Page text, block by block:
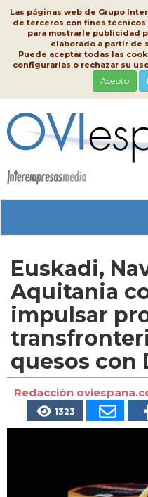
Las páginas web de Grupo
de terceros con fines
para mostrarle publicidad
elaborado a partir de
Puede aceptar todas las
configurarlas o rechazar su uso
Acepto
Euskadi,
Aquitania
impulsar
quesos con
Redacción
1323